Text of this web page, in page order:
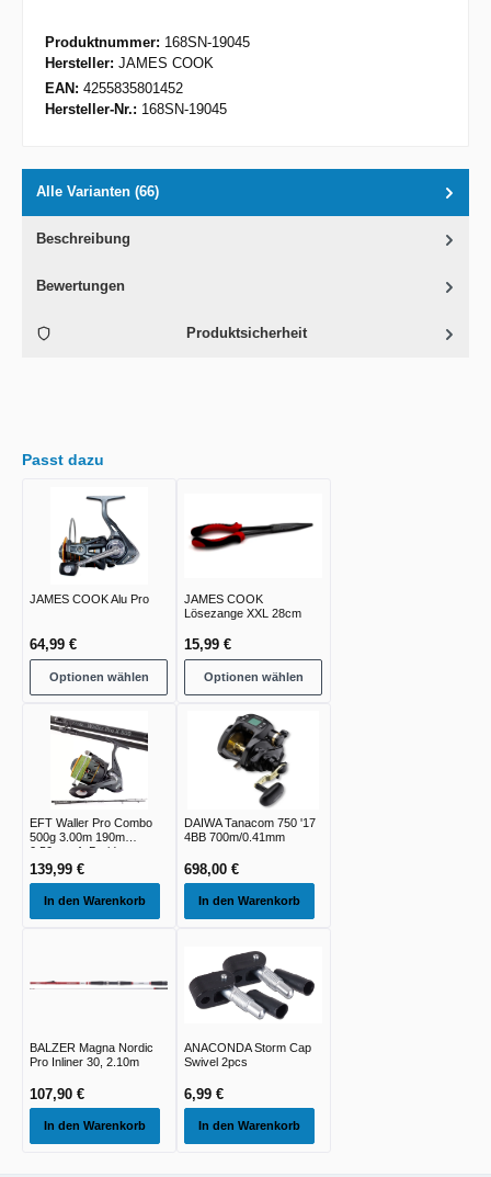
Produktnummer: 168SN-19045
Hersteller: JAMES COOK
EAN: 4255835801452
Hersteller-Nr.: 168SN-19045
Alle Varianten (66)
Beschreibung
Bewertungen
Produktsicherheit
Passt dazu
JAMES COOK Alu Pro
64,99 €
Optionen wählen
JAMES COOK
Lösezange XXL 28cm
15,99 €
Optionen wählen
EFT Waller Pro Combo
500g 3.00m 190m
0.50mm 4xBraid
139,99 €
In den Warenkorb
DAIWA Tanacom 750 '17
4BB 700m/0.41mm
698,00 €
In den Warenkorb
BALZER Magna Nordic
Pro Inliner 30, 2.10m
107,90 €
In den Warenkorb
ANACONDA Storm Cap
Swivel 2pcs
6,99 €
In den Warenkorb